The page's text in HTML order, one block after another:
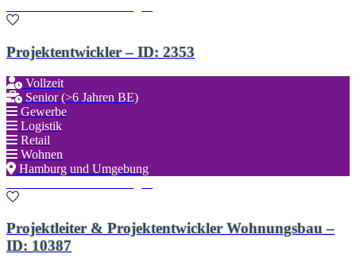
Projektentwickler – ID: 2353
Vollzeit
Senior (>6 Jahren BE)
Gewerbe
Logistik
Retail
Wohnen
Hamburg und Umgebung
Projektleiter & Projektentwickler Wohnungsbau –
ID: 10387